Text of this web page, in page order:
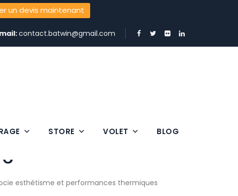
un devis maintenant
contact.batwin@gmail.com
STORE VOLET BLOG
esthétisme et performances thermiques